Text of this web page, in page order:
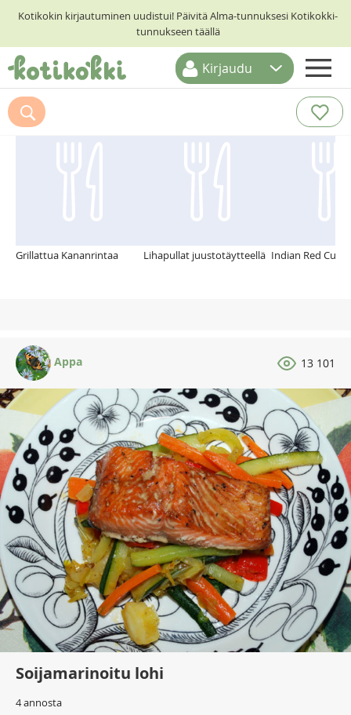
Kotikokin kirjautuminen uudistui! Päivitä Alma-tunnuksesi Kotikokki-
tunnukseen täällä
ETUSIVU
RESEPTIHAKU
Kirjaudu
Suosittelemme myös
Grillattua Kananrintaa Lihapullat juustotäytteellä Indian Red Curry
Appa 13 101
Soijamarinoitu lohi
4 annosta